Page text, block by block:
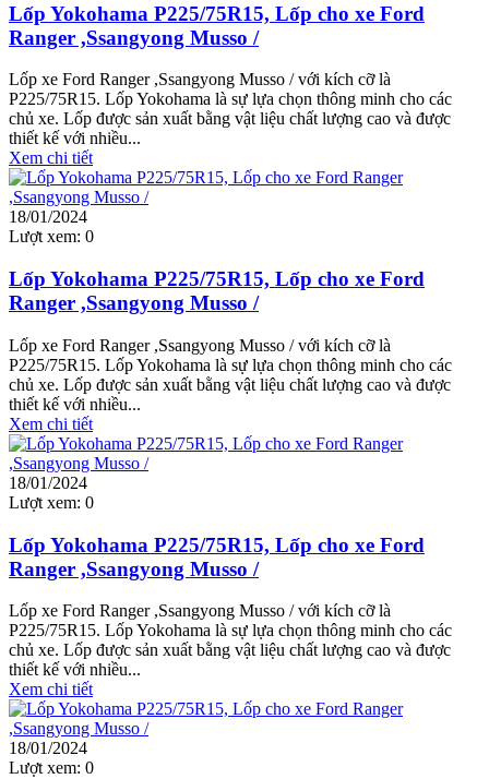
Lốp Yokohama P225/75R15, Lốp cho xe Ford
Ranger ,Ssangyong Musso /
Lốp xe Ford Ranger ,Ssangyong Musso / với kích cỡ là
P225/75R15. Lốp Yokohama là sự lựa chọn thông minh cho các
chủ xe. Lốp được sản xuất bằng vật liệu chất lượng cao và được
thiết kế với nhiều...
Xem chi tiết
18/01/2024
Lượt xem: 0
Lốp Yokohama P225/75R15, Lốp cho xe Ford
Ranger ,Ssangyong Musso /
Lốp xe Ford Ranger ,Ssangyong Musso / với kích cỡ là
P225/75R15. Lốp Yokohama là sự lựa chọn thông minh cho các
chủ xe. Lốp được sản xuất bằng vật liệu chất lượng cao và được
thiết kế với nhiều...
Xem chi tiết
18/01/2024
Lượt xem: 0
Lốp Yokohama P225/75R15, Lốp cho xe Ford
Ranger ,Ssangyong Musso /
Lốp xe Ford Ranger ,Ssangyong Musso / với kích cỡ là
P225/75R15. Lốp Yokohama là sự lựa chọn thông minh cho các
chủ xe. Lốp được sản xuất bằng vật liệu chất lượng cao và được
thiết kế với nhiều...
Xem chi tiết
18/01/2024
Lượt xem: 0